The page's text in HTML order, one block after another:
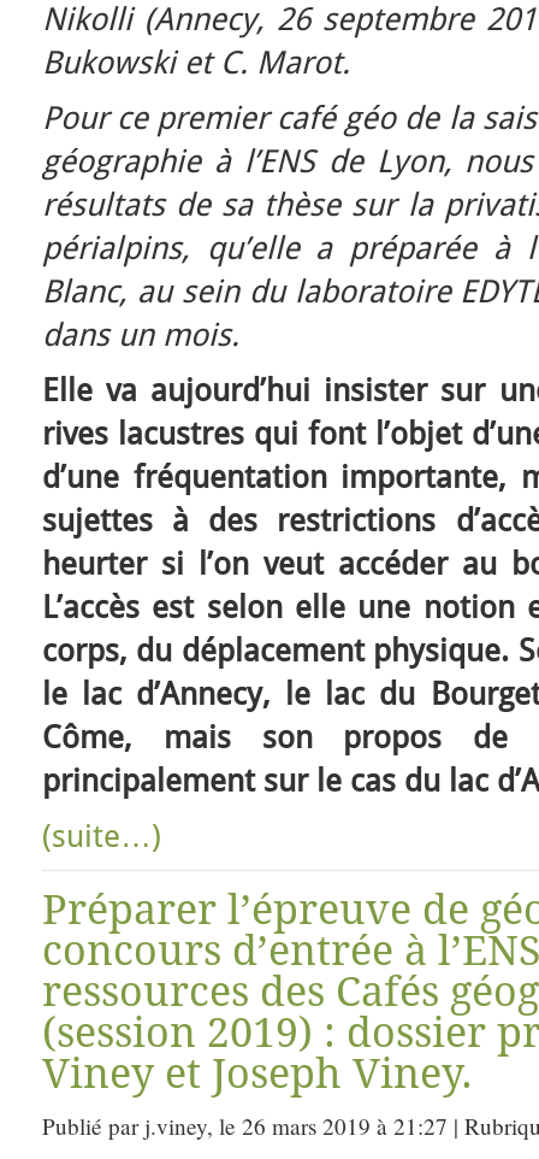
Nikolli (Annecy, 26 septembre
Bukowski et C. Marot.
Pour ce premier café géo de la
géographie à l’ENS de Lyon,
résultats de sa thèse sur la
périalpins, qu’elle a préparée à
Blanc, au sein du laboratoire
dans un mois.
Elle va aujourd’hui insister sur
rives lacustres qui font l’objet
d’une fréquentation importante,
sujettes à des restrictions
heurter si l’on veut accéder au
L’accès est selon elle une notion
corps, du déplacement physique.
le lac d’Annecy, le lac du
Côme, mais son propos de
principalement sur le cas du lac
(suite…)
Préparer l’épreuve de
concours d’entrée à
ressources des Cafés
(session 2019) : dossier
Viney et Joseph Viney.
Publié par j.viney, le 26 mars 2019 à 21:27 |